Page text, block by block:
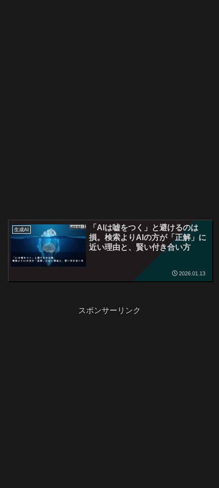
生成AI
「AIは嘘をつく」と避けるのは
損。検索よりAIの方が「正解」に
近い理由と、賢い付き合い方
2026.01.13
スポンサーリンク